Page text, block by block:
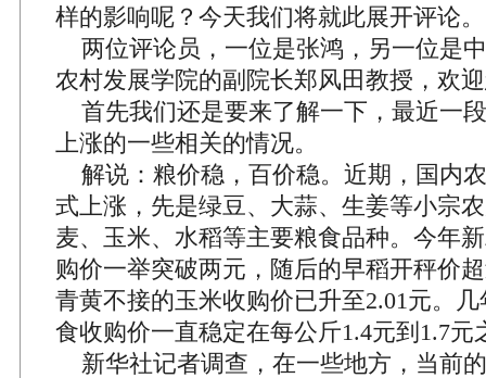
样的影响呢？今天我们将就此展开评论。
两位评论员，一位是张鸿，另一位是
农村发展学院的副院长郑风田教授，欢
首先我们还是要来了解一下，最近一
上涨的一些相关的情况。
解说：粮价稳，百价稳。近期，国内
式上涨，先是绿豆、大蒜、生姜等小宗
麦、玉米、水稻等主要粮食品种。今年
购价一举突破两元，随后的早稻开秤价
青黄不接的玉米收购价已升至2.01元。
食收购价一直稳定在每公斤1.4元到1.7元
新华社记者调查，在一些地方，当前